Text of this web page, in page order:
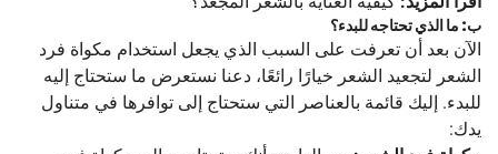
ب: ما الذي تحتاجه للبدء؟
الآن بعد أن تعرفت على السبب الذي يجعل استخدام مكواة فرد
الشعر لتجعيد الشعر خيارًا رائعًا، دعنا نستعرض ما ستحتاج إليه
للبدء. إليك قائمة بالعناصر التي ستحتاج إلى توافرها في متناول
يدك: